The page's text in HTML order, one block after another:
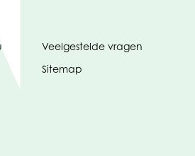
tabblad)
Veelgestelde vragen
Sitemap